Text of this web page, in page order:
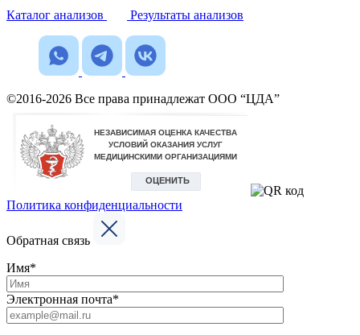
Каталог анализов
Результаты анализов
©2016-2026 Все права принадлежат ООО “ЦДА”
Политика конфиденциальности
Обратная связь
Имя*
Электронная почта*